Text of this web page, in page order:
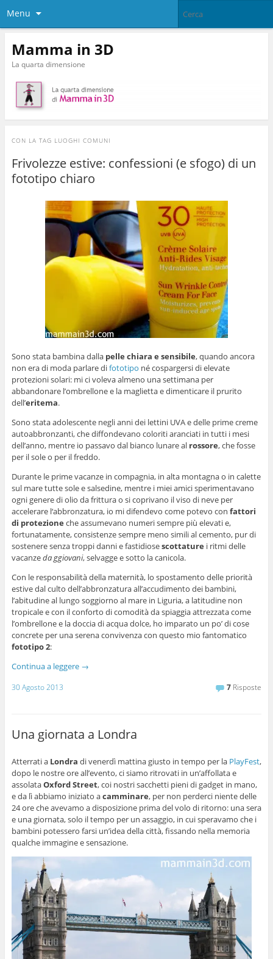
Menu
Mamma in 3D
La quarta dimensione
CON LA TAG LUOGHI COMUNI
Frivolezze estive: confessioni (e sfogo) di un
fototipo chiaro
Sono stata bambina dalla pelle chiara e sensibile, quando ancora
non era di moda parlare difototipo né cospargersi di elevate
protezioni solari: mi ci voleva almeno una settimana per
abbandonare l’ombrellone e la maglietta e dimenticare il prurito
dell’eritema.
Sono stata adolescente negli anni dei lettini UVA e delle prime creme
autoabbronzanti, che diffondevano coloriti aranciati in tutti i mesi
dell’anno, mentre io passavo dal bianco lunare al rossore, che fosse
per il sole o per il freddo.
Durante le prime vacanze in compagnia, in alta montagna o in calette
sul mare tutte sole e salsedine, mentre i miei amici sperimentavano
ogni genere di olio da frittura o si coprivano il viso di neve per
accelerare l‘abbronzatura, io mi difendevo come potevo con fattori
di protezione che assumevano numeri sempre più elevati e,
fortunatamente, consistenze sempre meno simili al cemento, pur di
sostenere senza troppi danni e fastidiosescottature i ritmi delle
vacanzeda ggiovani, selvagge e sotto la canicola.
Con le responsabilità della maternità, lo spostamento delle priorità
estive dal culto dell’abbronzatura all’accudimento dei bambini,
l’abitudine al lungo soggiorno al mare in Liguria, a latitudine non
tropicale e con il conforto di comodità da spiaggia attrezzata come
l’ombrellone e la doccia di acqua dolce, ho imparato un po’ di cose
concrete per una serena convivenza con questo mio fantomatico
fototipo 2:
Continua a leggere →
30 Agosto 2013 7 Risposte
Una giornata a Londra
Atterrati a Londra di venerdì mattina giusto in tempo per la PlayFest,
dopo le nostre ore all’evento, ci siamo ritrovati in un’affollata e
assolataOxford Street, coi nostri sacchetti pieni di gadget in mano,
e da lì abbiamo iniziato acamminare, per non perderci niente delle
24 ore che avevamo a disposizione prima del volo di ritorno: una sera
e una giornata, solo il tempo per un assaggio, in cui speravamo che i
bambini potessero farsi un’idea della città, fissando nella memoria
qualche immagine e sensazione.